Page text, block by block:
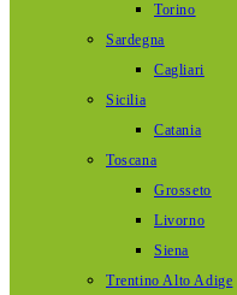
Torino
Sardegna
Cagliari
Sicilia
Catania
Toscana
Grosseto
Livorno
Siena
Trentino Alto Adige